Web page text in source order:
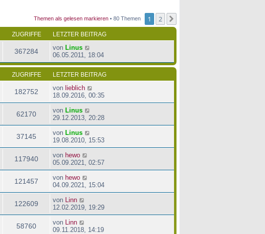
a
e
t
r
g
t
r
B
i
t
r
a
Themen als gelesen markieren • 80 Themen 1 2
ZUGRIFFE LETZTER BEITRAG
367284 von Linus
06.05.2011, 18:04
ZUGRIFFE LETZTER BEITRAG
182752 von lieblich
18.09.2016, 00:35
62170 von Linus
29.12.2013, 20:28
37145 von Linus
19.08.2010, 15:53
117940 von hewo
05.09.2021, 02:57
121457 von hewo
04.09.2021, 15:04
122609 von
Linn
12.02.2019, 19:29
58760 von
Linn
09.11.2018, 14:19